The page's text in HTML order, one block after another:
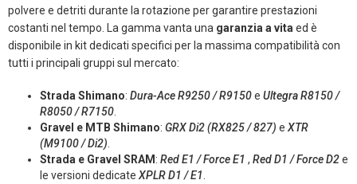
polvere e detriti durante la rotazione per garantire prestazioni
costanti nel tempo. La gamma vanta una garanzia a vita ed è
disponibile in kit dedicati specifici per la massima compatibilità con
tutti i principali gruppi sul mercato:
Strada Shimano: Dura-Ace R9250 / R9150e Ultegra R8150 /
R8050 / R7150
Gravel e MTB Shimano: GRX Di2 (RX825 / 827) e XTR
(M9100 / Di2)
Strada e Gravel SRAM : Red E1 / Force E1 , Red D1 / Force D2e
le versioni dedicate XPLR D1 / E1